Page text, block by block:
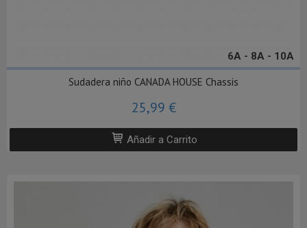
6A - 8A - 10A
Sudadera niño CANADA HOUSE Chassis
25,99 €
Añadir a Carrito